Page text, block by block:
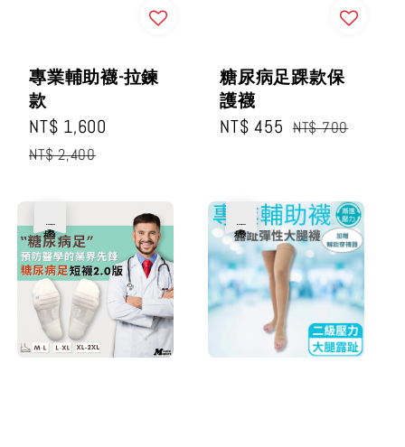
專業輔助襪-拉鍊
款
Sale
price
NT$ 1,600
NT$ 2,400
糖尿病足踝款保
護襪
Sale
NT$ 455 Regular
NT$ 700